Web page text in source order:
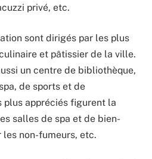
privé, etc.
sont dirigés par les plus
et pâtissier de la ville.
un centre de bibliothèque,
de sports et de
plus appréciés figurent la
salles de spa et de bien-
non-fumeurs, etc.